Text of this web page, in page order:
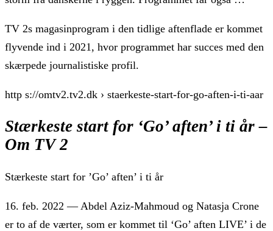
TV 2s magasinprogram i den tidlige aftenflade er kommet
flyvende ind i 2021, hvor programmet har succes med den
skærpede journalistiske profil.
http s://omtv2.tv2.dk › staerkeste-start-for-go-aften-i-ti-aar
Stærkeste start for ‘Go’ aften’ i ti år –
Om TV 2
Stærkeste start for ’Go’ aften’ i ti år
16. feb. 2022 — Abdel Aziz-Mahmoud og Natasja Crone
er to af de værter, som er kommet til ‘Go’ aften LIVE’ i de